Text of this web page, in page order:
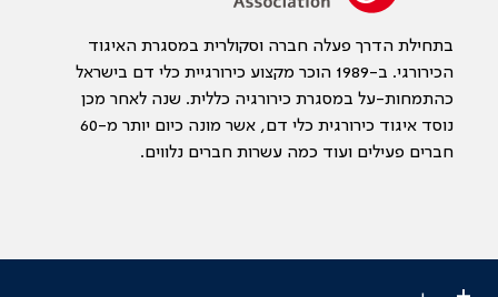
בתחילת הדרך פעלה חברה וסקולרית במסגרת האיגוד
הכירורגי. ב-1989 הוכר מקצוע כירורגיית כלי דם בישראל
כהתמחות-על במסגרת כירורגיה כללית. שנה לאחר מכן
נוסד איגוד כירורגית כלי דם, אשר מונה כיום יותר מ-60
חברים פעילים ועוד כמה עשרות חברים נלווים.